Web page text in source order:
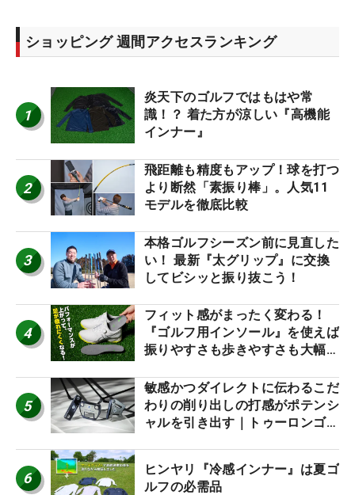
ショッピング 週間アクセスランキング
1
炎天下のゴルフではもはや常
識！？ 着た方が涼しい『高機能
インナー』
2
飛距離も精度もアップ！球を打つ
より断然「素振り棒」。人気11
モデルを徹底比較
3
本格ゴルフシーズン前に見直した
い！ 最新『太グリップ』に交換
してビシッと振り抜こう！
4
フィット感がまったく変わる！
『ゴルフ用インソール』を使えば
振りやすさも歩きやすさも大幅に
5
敏感かつダイレクトに伝わるこだ
わりの削り出しの打感がポテンシ
ャルを引き出す｜トゥーロンゴル
6
ヒンヤリ『冷感インナー』は夏ゴ
ルフの必需品